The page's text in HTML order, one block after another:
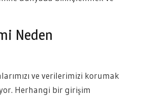
Neden
ve verilerimizi korumak
Herhangi bir girişim